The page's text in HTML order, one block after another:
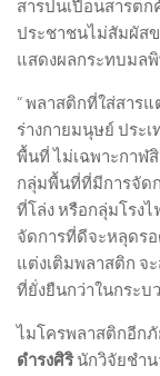
สารปนเปื้อนสารตก
ประชาชนไม่สัมผัสข
แสดงผลกระทบมล
“ พลาสติกที่ใส่สาร
ร่างกายมนุษย์ ประ
พื้นที่ ไม่เฉพาะกาฬ
กลุ่มพื้นที่ที่มีการจัด
ที่โล่ง หรือกลุ่มโรง
จัดการที่ดีจะหลุดร
แต่งเติมพลาสติก จ
ที่ยั่งยืนกว่าในกระบ
ไมโครพลาสติกอีกภั
ดำรงศิรินักวิจัยชำน